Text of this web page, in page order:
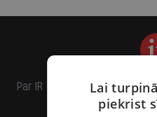
Par IR
Lai
piekrist